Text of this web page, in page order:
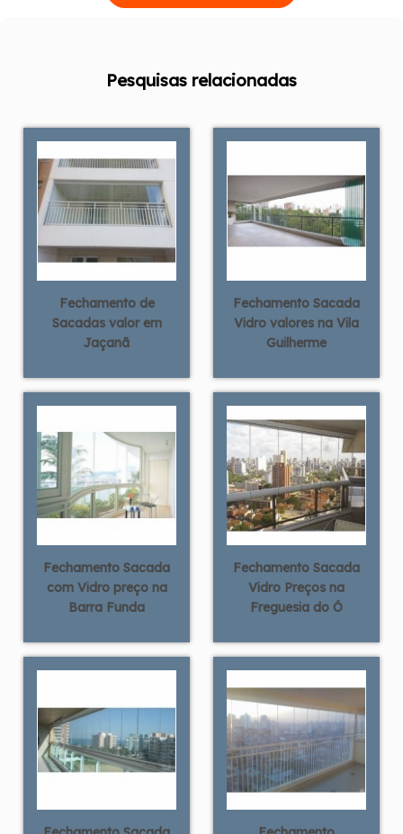
Pesquisas relacionadas
Fechamento de
Sacadas valor em
Jaçanã
Fechamento Sacada
Vidro valores na Vila
Guilherme
Fechamento Sacada
com Vidro preço na
Barra Funda
Fechamento Sacada
Vidro Preços na
Freguesia do Ó